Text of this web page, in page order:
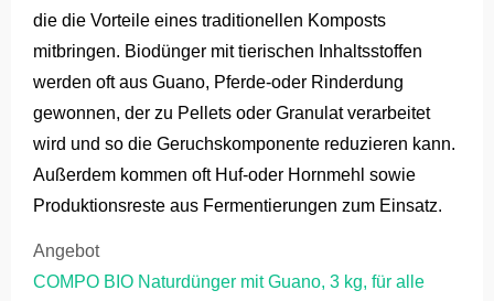
die die Vorteile eines traditionellen Komposts
mitbringen. Biodünger mit tierischen Inhaltsstoffen
werden oft aus Guano, Pferde-oder Rinderdung
gewonnen, der zu Pellets oder Granulat verarbeitet
wird und so die Geruchskomponente reduzieren kann.
Außerdem kommen oft Huf-oder Hornmehl sowie
Produktionsreste aus Fermentierungen zum Einsatz.
Angebot
COMPO BIO Naturdünger mit Guano, 3 kg, für alle